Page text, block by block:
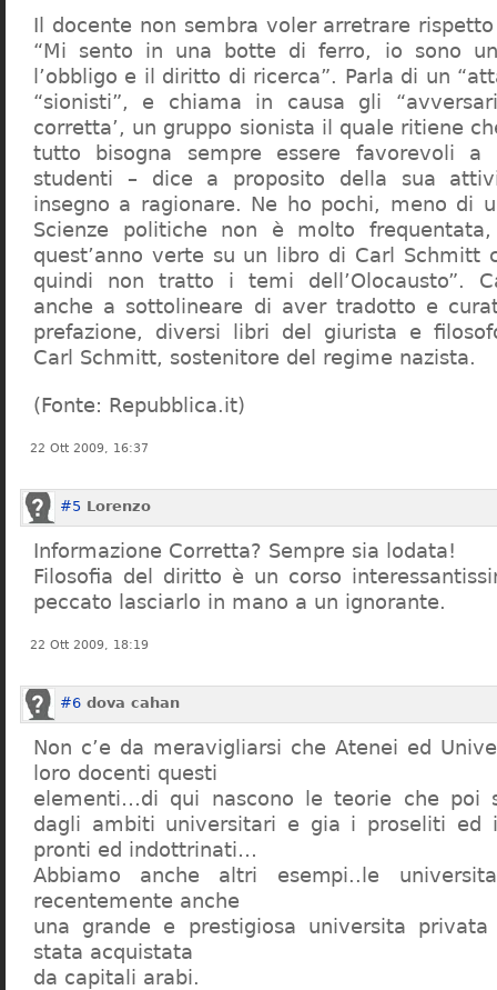
Il docente non sembra voler arretrare
“Mi sento in una botte di ferro, io sono
l’obbligo e il diritto di ricerca”. Parla di un
“sionisti”, e chiama in causa gli
corretta’, un gruppo sionista il quale ritiene
tutto bisogna sempre essere favorevoli a
studenti – dice a proposito della sua
insegno a ragionare. Ne ho pochi, meno di
Scienze politiche non è molto
quest’anno verte su un libro di Carl Schmitt
quindi non tratto i temi dell’Olocausto”.
anche a sottolineare di aver tradotto e
prefazione, diversi libri del giurista e
Carl Schmitt, sostenitore del regime nazista.
(Fonte: Repubblica.it)
22 Ott 2009, 16:37
#5 Lorenzo
Informazione Corretta? Sempre sia lodata!
Filosofia del diritto è un corso
peccato lasciarlo in mano a un ignorante.
22 Ott 2009, 18:19
#6 dova cahan
Non c’e da meravigliarsi che Atenei ed
loro docenti questi
elementi…di qui nascono le teorie che poi
dagli ambiti universitari e gia i proseliti ed
pronti ed indottrinati…
Abbiamo anche altri esempi..le
recentemente anche
una grande e prestigiosa universita
stata acquistata
da capitali arabi.